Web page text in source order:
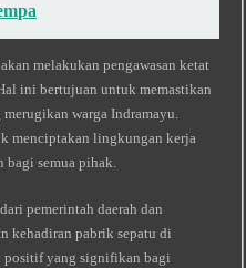
melakukan pengawasan ketat
ini bertujuan untuk memastikan
warga Indramayu.
menciptakan lingkungan kerja
bagi semua pihak.
pemerintah daerah dan
kehadiran pabrik sepatu di
positif yang signifikan bagi